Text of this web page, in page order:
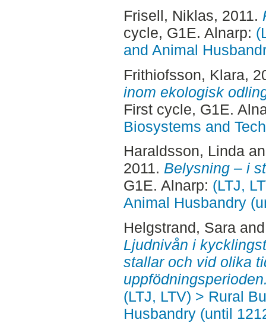
Frisell, Niklas, 2011.
cycle, G1E. Alnarp:
and Animal
Frithiofsson, Klara,
inom ekologisk
First cycle, G1E.
Biosystems and
Haraldsson, Linda
2011. Belysning – i
G1E. Alnarp: (LTJ,
Animal Husbandry
Helgstrand, Sara
Ljudnivån i
stallar och vid olika
(LTJ, LTV) > Rural
Husbandry (until